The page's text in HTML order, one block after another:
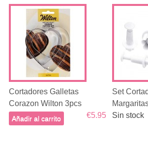
Cortadores Galletas
Corazon Wilton 3pcs
€5.95
Añadir al carrito
Set
Sin stock